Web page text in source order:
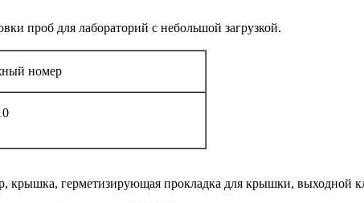
проб для лабораторий с небольшой загрузкой.
номер
крышка, герметизирующая прокладка для крышки, выходной